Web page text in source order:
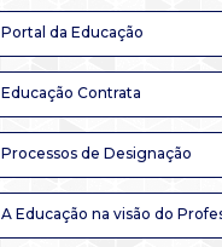
Portal da Educação
Educação Contrata
Processos de Designação
A Educação na visão do